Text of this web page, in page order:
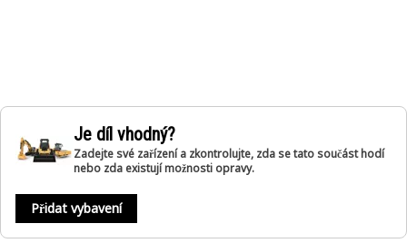
Je díl vhodný?
Zadejte své zařízení a zkontrolujte, zda se tato součást hodí
nebo zda existují možnosti opravy.
Přidat vybavení